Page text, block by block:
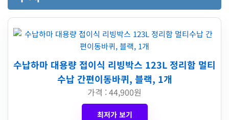
수납하마 대용량 접이식 리빙박스 123L 정리함 멀티
수납 간편이동바퀴, 블랙, 1개
가격 : 44,900원
최저가 보기